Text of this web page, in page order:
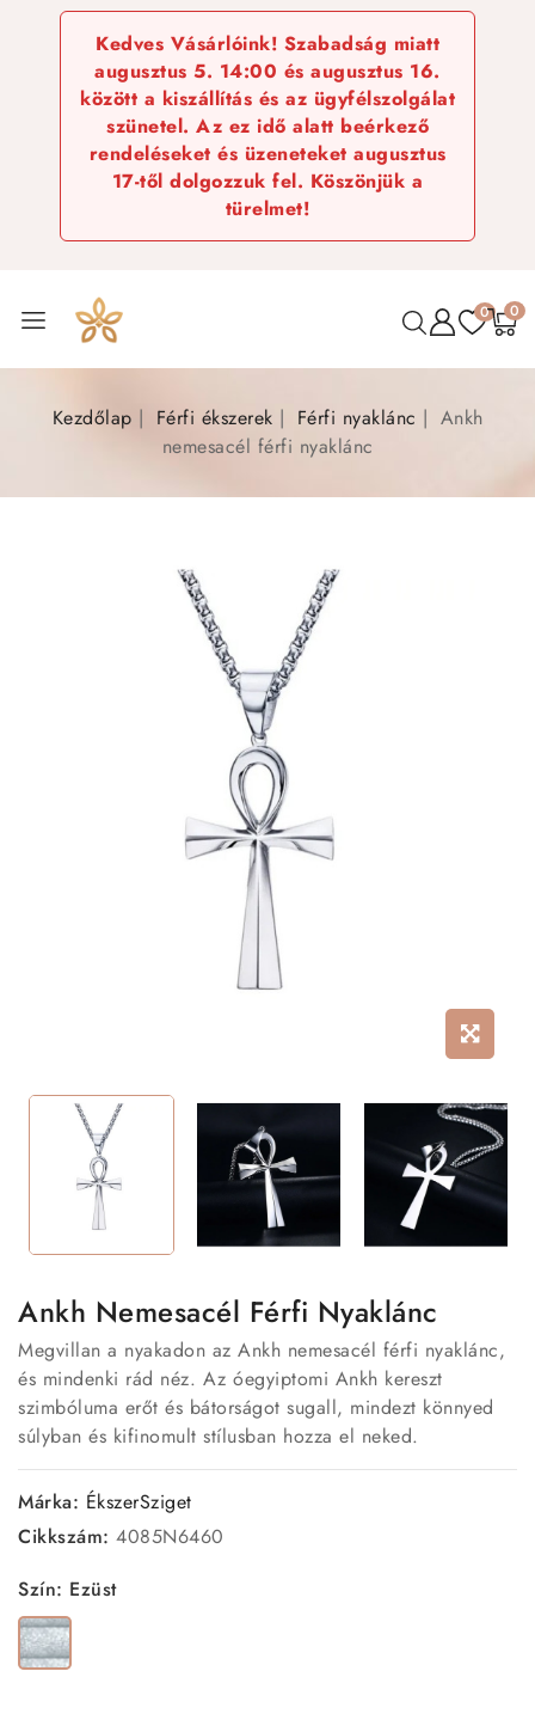
Kedves Vásárlóink! Szabadság miatt
augusztus 5. 14:00 és augusztus 16.
között a kiszállítás és az ügyfélszolgálat
szünetel. Az ez idő alatt beérkező
rendeléseket és üzeneteket augusztus
17-től dolgozzuk fel. Köszönjük a
türelmet!
0 0
Kezdőlap Férfi ékszerek Férfi nyaklánc
Ankh
nemesacél férfi nyaklánc
Ankh Nemesacél Férfi Nyaklánc
Megvillan a nyakadon az Ankh nemesacél férfi nyaklánc,
és mindenki rád néz. Az óegyiptomi Ankh kereszt
szimbóluma erőt és bátorságot sugall, mindezt könnyed
súlyban és kifinomult stílusban hozza el neked.
Márka: ÉkszerSziget
Cikkszám: 4085N6460
Szín: Ezüst
Ezüst